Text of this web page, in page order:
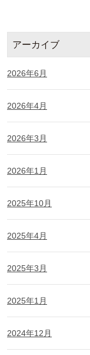
アーカイブ
2026年6月
2026年4月
2026年3月
2026年1月
2025年10月
2025年4月
2025年3月
2025年1月
2024年12月